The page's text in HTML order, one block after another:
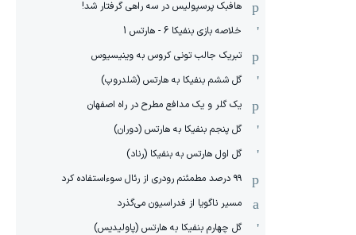
هافبک پرسپولیس در سه راهی گرفتار شد!
خلاصه بازی بنفیکا 6 - هارتس 1
تبریک جالب تونی کروس به وینیسیوس
گل ششم بنفیکا به هارتس (شلدروپ)
یک گلر و یک مدافع مطرح در راه اصفهان
گل پنجم بنفیکا به هارتس (دوران)
گل اول هارتس به بنفیکا (رناد)
۹۹ درصد مطمئنم رودری از رئال سوءاستفاده کرد
مسیر ناگویا از فدراسیون می‌گذرد
گل چهارم بنفیکا به هارتس (پاولیدیس)